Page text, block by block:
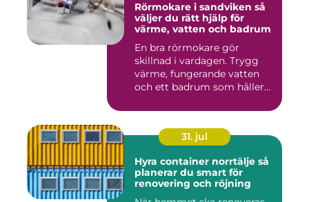
Rörmokare i sandviken så
väljer du rätt hjälp för
värme, vatten och badrum
En bra rörmokare gör
skillnad i vardagen. Trygg
värme, fungerande vatten
och ett badrum som håller
31. jul
Hyra container norrtälje så
planerar du smart för
renovering och röjning